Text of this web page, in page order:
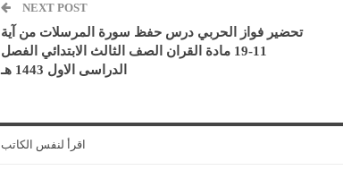
NEXT POST
تحضير فواز الحربي درس حفظ سورة المرسلات من آية
11-19 مادة القران الصف الثالث الابتدائي الفصل
الدراسى الاول 1443 هـ
اقرأ لنفس الكاتب